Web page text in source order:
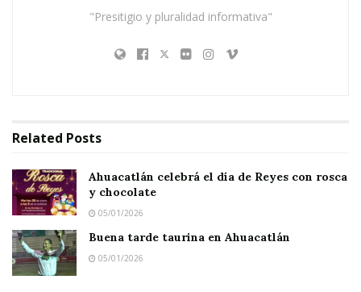
"Presitigio y pluralidad informativa"
Related Posts
Ahuacatlán celebrá el día de Reyes con rosca
y chocolate
05/01/2026
Buena tarde taurina en Ahuacatlán
05/01/2026